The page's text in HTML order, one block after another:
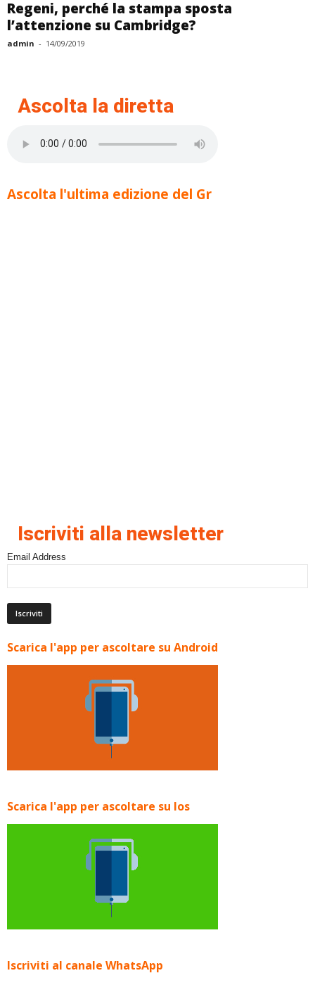
Regeni, perché la stampa sposta
l’attenzione su Cambridge?
admin - 14/09/2019
Ascolta la diretta
Ascolta l'ultima edizione del Gr
Iscriviti alla newsletter
Email Address
Scarica l'app per ascoltare su Android
Scarica l'app per ascoltare su Ios
Iscriviti al canale WhatsApp